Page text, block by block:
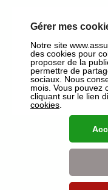
Nos offres
Assurance Auto
de conducteurs.
conducteurs
malussés ou résiliés
des solutions pour
Gérer mes
Notre site
des cookies pour
proposer de la
permettre de
sociaux. Nous
mois. Vous pouvez
cliquant sur le lien
cookies